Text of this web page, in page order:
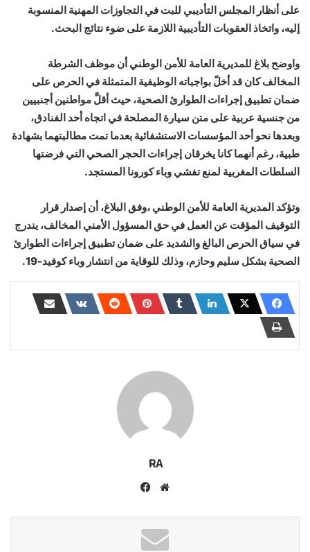
على أنظار المجلس التأديبي للبت في التجاوزات المهنية المنسوبة
إليه، واتخاذ العقوبات التأديبية اللازمة على ضوء نتائج البحث.
واوضح بلاغ للمديرية العامة للأمن الوطني أن موظف الشرطة
المخالف كان قد أخلّ بواجباته الوظيفية المتمثلة في الحرص على
ضمان تطبيق إجراءات الطوارئ الصحية، حيث أقلَّ مواطنين أجنبيين
من جنسية عربية على متن سيارة المصلحة في اتجاه أحد الفنادق،
وبعدها نحو أحد المؤسسات الاستشفائية بعدما تمت مطالبتهما بشهادة
طبية، رغم أنهما كانا يخرقان إجراءات الحجر الصحي التي فرضتها
السلطات المغربية لمنع تفشي وباء كورونا المستجد.
وتؤكد المديرية العامة للأمن الوطني ،وفق البلاغ، أن إصدار قرار
التوقيف المؤقت عن العمل في حق المسؤول الأمني المخالف، يندرج
في سياق الحرص البالغ والشديد على ضمان تطبيق إجراءات الطوارئ
الصحية بشكل سليم وحازم، وذلك للوقاية من انتشار وباء كوفيد-19.
RA
موقع